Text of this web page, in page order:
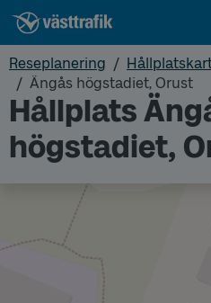
Reseplanering
Ängås högstadiet, Orust
Hållplats
högstadiet,